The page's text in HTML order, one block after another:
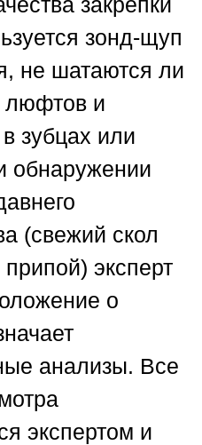
зонд-щуп
не шатаются ли
люфтов и
зубцах или
обнаружении
(свежий скол
эксперт
о
анализы. Все
экспертом и